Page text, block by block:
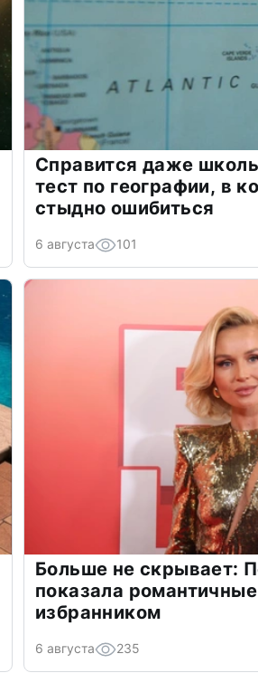
Справится даже
тест по географии, в
стыдно ошибиться
6 августа 101
Больше не скрывает:
показала
избранником
6 августа 235